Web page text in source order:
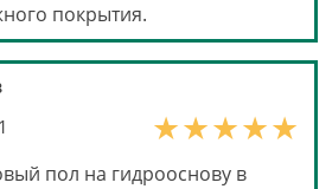
покрытия.
пол на гидрооснову в